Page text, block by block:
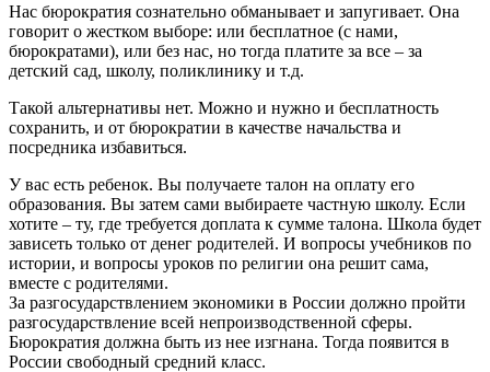
Нас бюрократия сознательно обманывает и запугивает. Она
говорит о жестком выборе: или бесплатное (с нами,
бюрократами), или без нас, но тогда платите за все – за
детский сад, школу, поликлинику и т.д.
Такой альтернативы нет. Можно и нужно и бесплатность
сохранить, и от бюрократии в качестве начальства и
посредника избавиться.
У вас есть ребенок. Вы получаете талон на оплату его
образования. Вы затем сами выбираете частную школу. Если
хотите – ту, где требуется доплата к сумме талона. Школа будет
зависеть только от денег родителей. И вопросы учебников по
истории, и вопросы уроков по религии она решит сама,
вместе с родителями.
За разгосударствлением экономики в России должно пройти
разгосударствление всей непроизводственной сферы.
Бюрократия должна быть из нее изгнана. Тогда появится в
России свободный средний класс.